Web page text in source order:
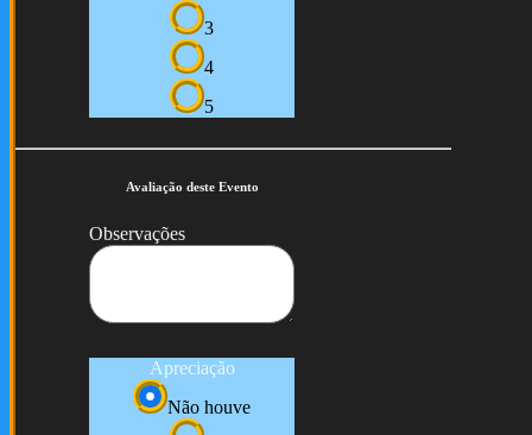
3
4
5
Avaliação deste Evento
Observações
Apreciação
Não houve